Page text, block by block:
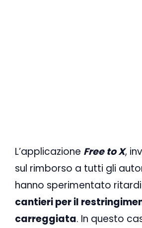
L’applicazione Free to X,
sul rimborso a tutti gli
hanno sperimentato
cantieri per il
carreggiata. In questo